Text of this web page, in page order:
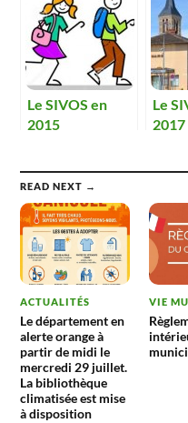
Le SIVOS en
2015
Le
2017
READ NEXT →
ACTUALITÉS
Le département en
alerte orange à
partir de midi le
mercredi 29 juillet.
La bibliothèque
climatisée est mise
à disposition
VIE